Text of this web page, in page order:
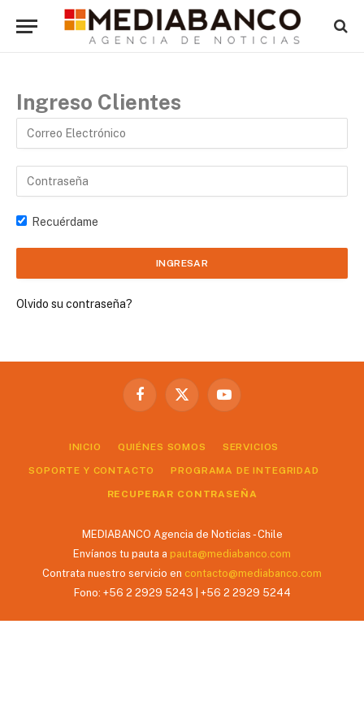
Ingreso Clientes
Recuérdame
Olvido su contraseña?
Facebook
X
YouTube
INICIO QUIÉNES SOMOS SERVICIOS
SOPORTE Y CONTACTO PROGRAMA DE INTEGRIDAD
RECUPERAR CONTRASEÑA
MEDIABANCO Agencia de Noticias - Chile
Envíanos tu pauta a pauta@mediabanco.com
Contrata nuestro servicio en contacto@mediabanco.com
Fono: +56 2 2929 5243 | +56 2 2929 5244